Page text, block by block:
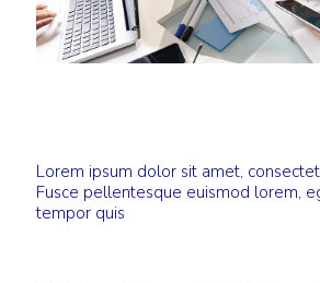
Lorem ipsum dolor sit amet,
Fusce pellentesque euismod lorem,
tempor quis